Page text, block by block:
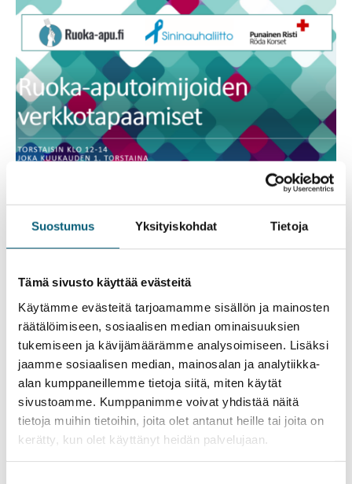
Suostumus Yksityiskohdat Tietoja
Tämä sivusto käyttää evästeitä
Käytämme evästeitä tarjoamamme sisällön ja mainosten
räätälöimiseen, sosiaalisen median ominaisuuksien
tukemiseen ja kävijämäärämme analysoimiseen. Lisäksi
jaamme sosiaalisen median, mainosalan ja analytiikka-
alan kumppaneillemme tietoja siitä, miten käytät
sivustoamme. Kumppanimme voivat yhdistää näitä
tietoja muihin tietoihin, joita olet antanut heille tai joita on
kerätty, kun olet käyttänyt heidän palvelujaan.
Ruoka-aputoimijoiden avoimet
Valtakunnallisia verkkotapaamisia ruoka-aputoimijoille
järjestetään joka kuun ensimmäisenä torstaina klo 12-14
Teams-alustalla. Tarjolla ajankohtaisia asiantuntija-
alustuksia ja mielenkiintoista keskustelua!
Tapaamisiin ovat tervetulleita ruoka-aputoimijat ja
yhteisöllisten ruokailujen järjestäjät yhdistyksistä,
seurakunnista ja muista yhteisöistä ympäri Suomen.